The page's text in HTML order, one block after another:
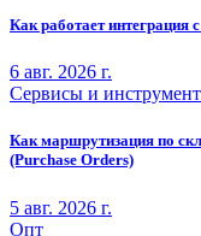
Как работает интеграция
6 авг. 2026 г.
Сервисы и
Как маршрутизация по
(Purchase Orders)
5 авг. 2026 г.
Опт